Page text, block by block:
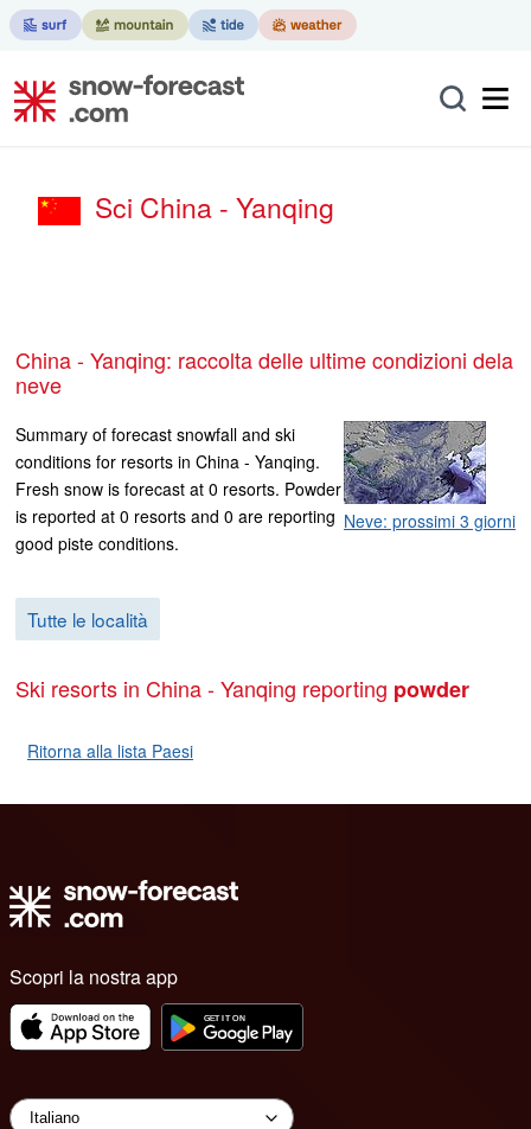
Sci China - Yanqing
China - Yanqing: raccolta delle ultime condizioni dela
neve
Neve: prossimi 3 giorni
Summary of forecast snowfall and ski
conditions for resorts in China - Yanqing.
Fresh snow is forecast at 0 resorts. Powder
is reported at 0 resorts and 0 are reporting
good piste conditions.
Tutte le località
Ski resorts in China - Yanqing reporting powder
Ritorna alla lista Paesi
Scopri la nostra app